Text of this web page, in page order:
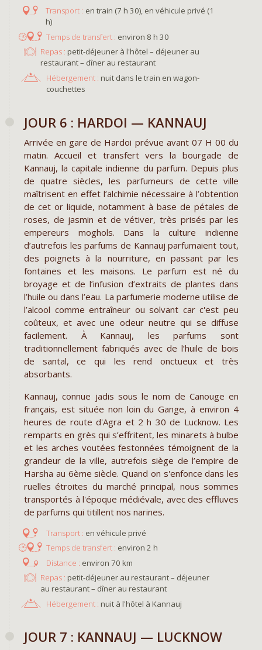
en train (7 h 30), en véhicule privé (1
h)
environ 8 h 30
Repas : petit-déjeuner à l'hôtel – déjeuner au
restaurant – dîner au restaurant
Hébergement : nuit dans le train en wagon-
couchettes
JOUR 6 : HARDOI — KANNAUJ
Arrivée en gare de Hardoi prévue avant 07 H 00 du
matin. Accueil et transfert vers la bourgade de
Kannauj, la capitale indienne du parfum. Depuis plus
de quatre siècles, les parfumeurs de cette ville
maîtrisent en effet l’alchimie nécessaire à l’obtention
de cet or liquide, notamment à base de pétales de
roses, de jasmin et de vétiver, très prisés par les
empereurs moghols. Dans la culture indienne
d’autrefois les parfums de Kannauj parfumaient tout,
des poignets à la nourriture, en passant par les
fontaines et les maisons. Le parfum est né du
broyage et de l’infusion d’extraits de plantes dans
l’huile ou dans l’eau. La parfumerie moderne utilise de
l’alcool comme entraîneur ou solvant car c'est peu
coûteux, et avec une odeur neutre qui se diffuse
facilement. À Kannauj, les parfums sont
traditionnellement fabriqués avec de l’huile de bois
de santal, ce qui les rend onctueux et très
absorbants.
Kannauj, connue jadis sous le nom de Canouge en
français, est située non loin du Gange, à environ 4
heures de route d'Agra et 2 h 30 de Lucknow. Les
remparts en grès qui s’effritent, les minarets à bulbe
et les arches voutées festonnées témoignent de la
grandeur de la ville, autrefois siège de l’empire de
Harsha au 6ème siècle. Quand on s'enfonce dans les
ruelles étroites du marché principal, nous sommes
transportés à l'époque médiévale, avec des effluves
de parfums qui titillent nos narines.
en véhicule privé
environ 2 h
environ 70 km
Repas : petit-déjeuner au restaurant – déjeuner
au restaurant – dîner au restaurant
Hébergement : nuit à l'hôtel à Kannauj ​
​JOUR 7 : KANNAUJ​ — LUCKNOW